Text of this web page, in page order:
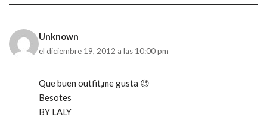
Unknown
el diciembre 19, 2012 a las 10:00 pm
Que buen outfit,me gusta 😉
Besotes
BY LALY